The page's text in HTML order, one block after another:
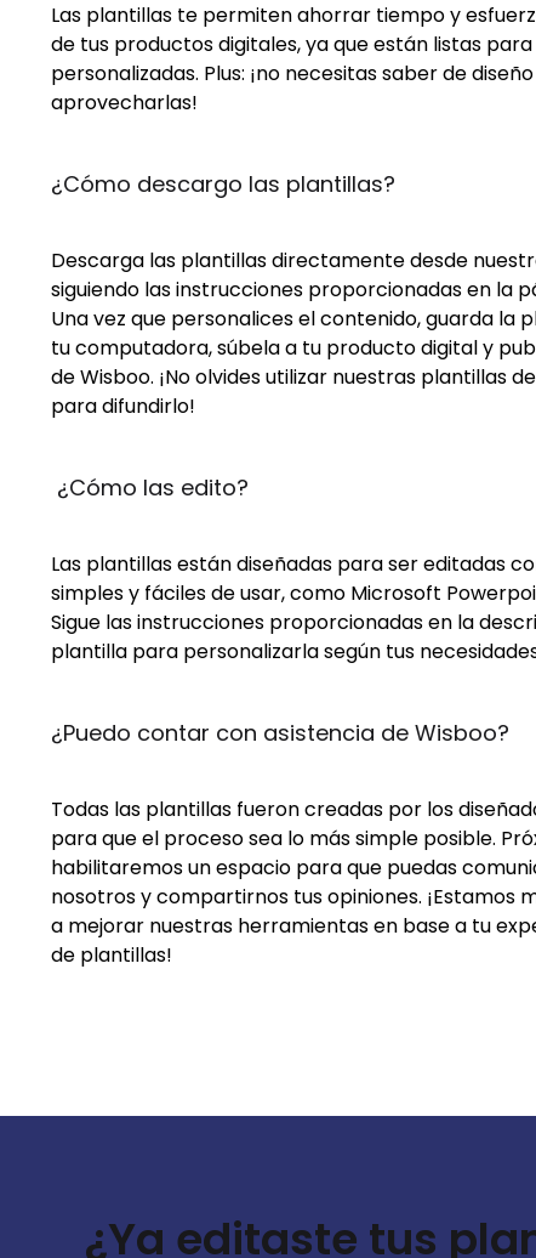
Las plantillas te permiten ahorrar tiempo y
de tus productos digitales, ya que están listas
personalizadas. Plus: ¡no necesitas saber de
aprovecharlas!
¿Cómo descargo las plantillas?
Descarga las plantillas directamente desde
siguiendo las instrucciones proporcionadas en la
Una vez que personalices el contenido, guarda la
tu computadora, súbela a tu producto digital y
de Wisboo. ¡No olvides utilizar nuestras plantillas
para difundirlo!
¿Cómo las edito?
Las plantillas están diseñadas para ser editadas
simples y fáciles de usar, como Microsoft
Sigue las instrucciones proporcionadas en la
plantilla para personalizarla según tus
¿Puedo contar con asistencia de Wisboo?
Todas las plantillas fueron creadas por los
para que el proceso sea lo más simple posible.
habilitaremos un espacio para que puedas
nosotros y compartirnos tus opiniones. ¡Estamos
a mejorar nuestras herramientas en base a tu
de plantillas!
¿Ya editaste tus